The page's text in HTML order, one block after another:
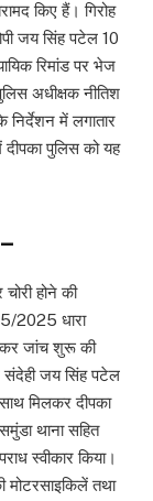
किए हैं। गिरोह
जय सिंह पटेल 10
रिमांड पर भेज
अधीक्षक नीतिश
निर्देशन में लगातार
पुलिस को यह
होने की
2025 धारा
जांच शुरू की
संदेही जय सिंह पटेल
मिलकर दीपका
थाना सहित
स्वीकार किया।
तथा